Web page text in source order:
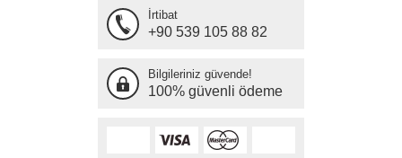
İrtibat
+90 539 105 88 82
Bilgileriniz güvende!
100% güvenli ödeme